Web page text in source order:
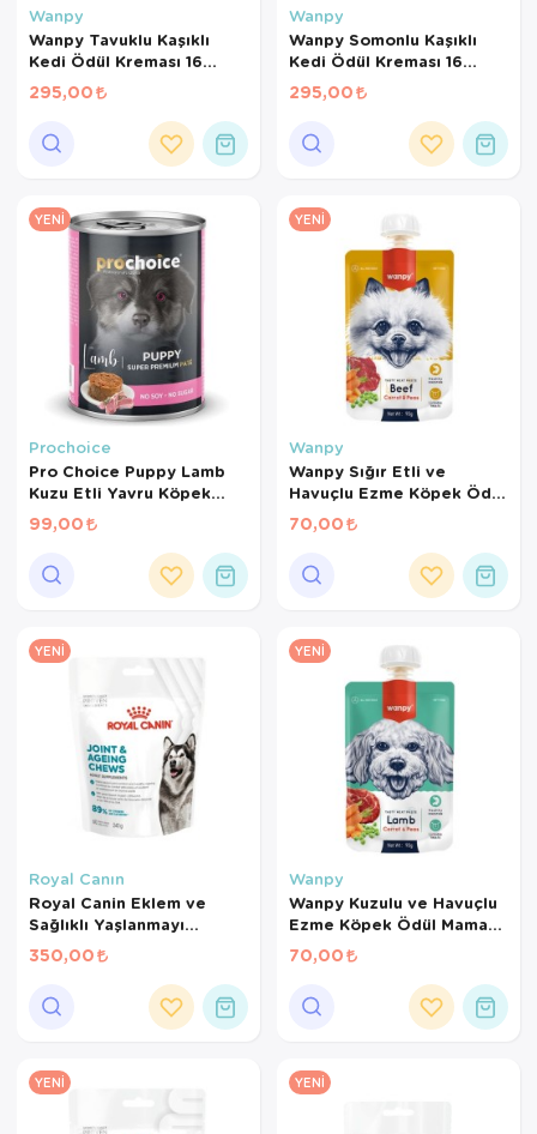
Wanpy
Wanpy Tavuklu Kaşıklı
Kedi Ödül Kreması 16
gr*10Ad
295,00
Wanpy
Wanpy Somonlu Kaşıklı
Kedi Ödül Kreması 16
gr*10Ad
295,00
YENI
Prochoice
Pro Choice Puppy Lamb
Kuzu Etli Yavru Köpek
Konservesi 400 Gr
99,00
YENI
Wanpy
Wanpy Sığır Etli ve
Havuçlu Ezme Köpek Ödül
Maması 90 Gr
70,00
YENI
Royal Canın
Royal Canin Eklem ve
Sağlıklı Yaşlanmayı
Destekleyen Tamamlayıcı
Yetişkin Köpek Ödül
350,00
YENI
Wanpy
Wanpy Kuzulu ve Havuçlu
Ezme Köpek Ödül Maması
90 Gr
70,00
YENI YENI